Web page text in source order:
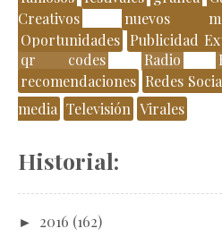
Creativos
nuevos
Oportunidades Publicidad
qr codes
Radio
recomendaciones Redes
media Televisión Virales
Historial:
► 2016 (162)